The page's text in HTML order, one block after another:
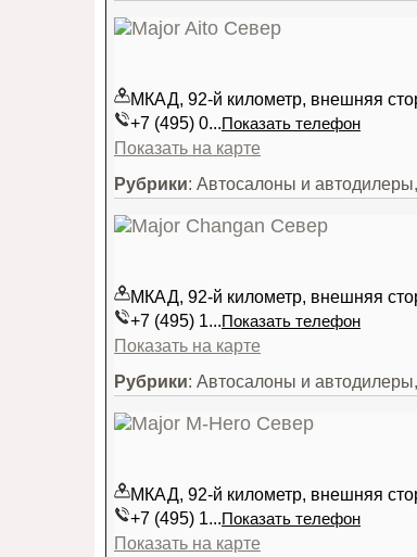
МКАД, 92-й километр, внешняя
+7 (495) 0...Показать телефон
Показать на карте
Рубрики: Автосалоны и
МКАД, 92-й километр, внешняя
+7 (495) 1...Показать телефон
Показать на карте
Рубрики: Автосалоны и
МКАД, 92-й километр, внешняя
+7 (495) 1...Показать телефон
Показать на карте